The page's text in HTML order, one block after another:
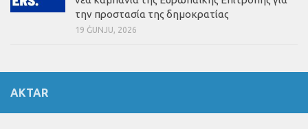
την προστασία της δημοκρατίας
19 ĠUNJU, 2026
AKTAR